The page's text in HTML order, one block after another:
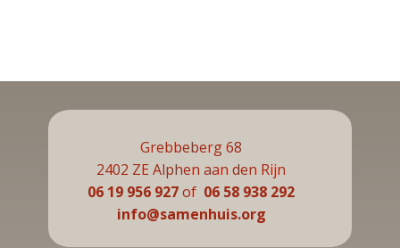
Grebbeberg 68
2402 ZE Alphen aan den Rijn
06 19 956 927of 06 58 938 292
info@samenhuis.org